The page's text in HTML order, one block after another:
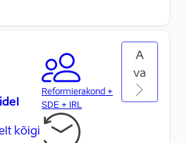
kõigi
Reformierakond +
SDE + IRL
A
va